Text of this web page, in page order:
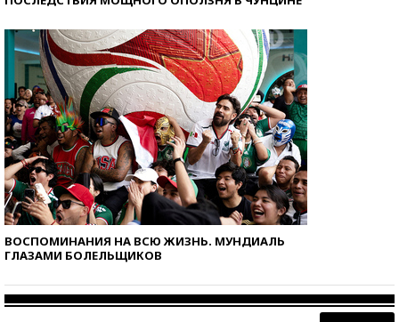
ВОСПОМИНАНИЯ НА ВСЮ ЖИЗНЬ. МУНДИАЛЬ
ГЛАЗАМИ БОЛЕЛЬЩИКОВ